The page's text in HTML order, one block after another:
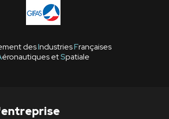
desIndustriesFrançaises
éronautiques etSpatiale